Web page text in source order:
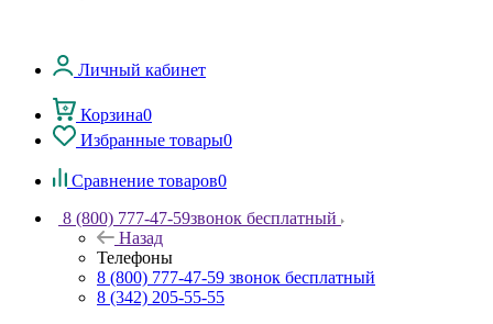
Личный кабинет
Корзина0
Избранные товары0
Сравнение товаров0
8 (800) 777-47-59звонок бесплатный
Назад
Телефоны
8 (800) 777-47-59 звонок бесплатный
8 (342) 205-55-55